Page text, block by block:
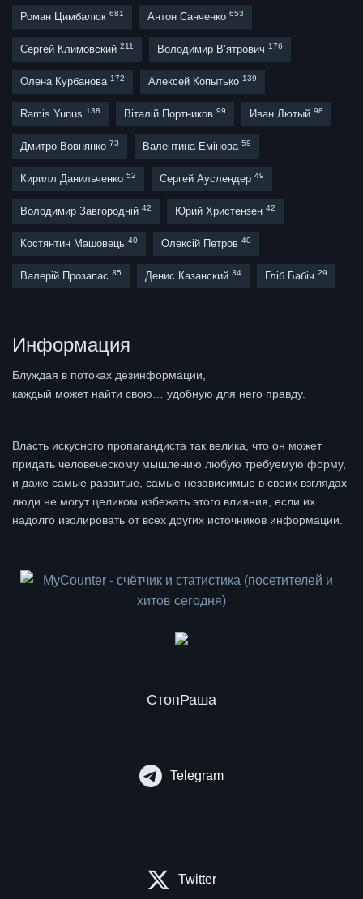
Роман Цимбалюк 681 Антон Санченко 653
Сергей Климовский 211 Володимир В’ятрович 176
Олена Курбанова 172 Алексей Копытько 139
Ramis Yunus 138 Віталій Портников 99 Иван Лютый 98
Дмитро Вовнянко 73 Валентина Емінова 59
Кирилл Данильченко 52 Сергей Ауслендер 49
Володимир Завгородній 42 Юрий Христензен 42
Костянтин Машовець 40 Олексій Петров 40
Валерій Прозапас 35 Денис Казанский 34 Гліб Бабіч 29
Информация
Блуждая в потоках дезинформации,
каждый может найти свою… удобную для него правду.
Власть искусного пропагандиста так велика, что он может
придать человеческому мышлению любую требуемую форму,
и даже самые развитые, самые независимые в своих взглядах
люди не могут целиком избежать этого влияния, если их
надолго изолировать от всех других источников информации.
СтопРаша
Telegram
Twitter